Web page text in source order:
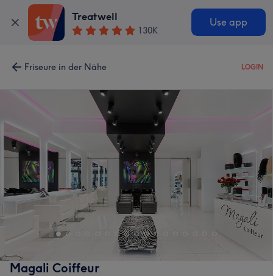
Treatwell
130K
Use app
Friseure in der Nähe LOGIN
Magali Coiffeur